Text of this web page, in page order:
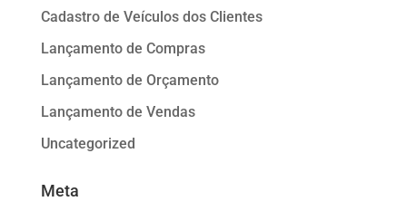
Cadastro de Veículos dos Clientes
Lançamento de Compras
Lançamento de Orçamento
Lançamento de Vendas
Uncategorized
Meta